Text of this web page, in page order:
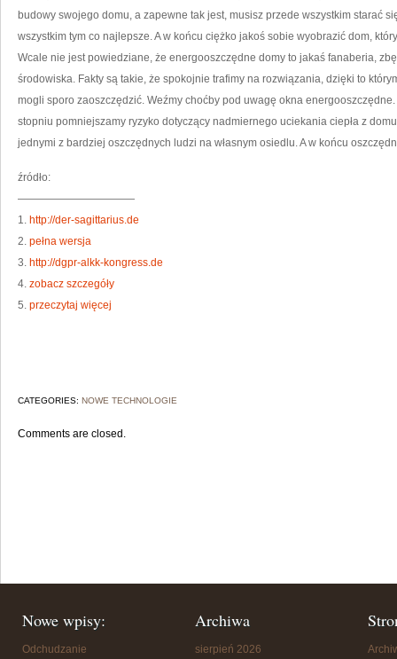
budowy swojego domu, a zapewne tak jest, musisz przede wszystkim starać
wszystkim tym co najlepsze. A w końcu ciężko jakoś sobie wyobrazić dom,
Wcale nie jest powiedziane, że energooszczędne domy to jakaś fanaberia,
środowiska. Fakty są takie, że spokojnie trafimy na rozwiązania, dzięki to
mogli sporo zaoszczędzić. Weźmy choćby pod uwagę okna
stopniu pomniejszamy ryzyko dotyczący nadmiernego uciekania ciepła z
jednymi z bardziej oszczędnych ludzi na własnym osiedlu. A w końcu
źródło:
———————————
1. http://der-sagittarius.de
2. pełna wersja
3. http://dgpr-alkk-kongress.de
4. zobacz szczegóły
5. przeczytaj więcej
CATEGORIES: NOWE TECHNOLOGIE
Comments are closed.
Nowe wpisy:
Odchudzanie
Archiwa
sierpień 2026